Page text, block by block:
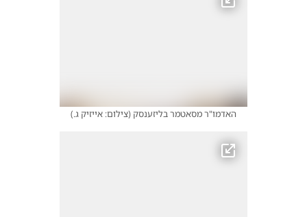
האדמו"ר מסאטמר בליזענסק (צילום: אייזיק ג.)